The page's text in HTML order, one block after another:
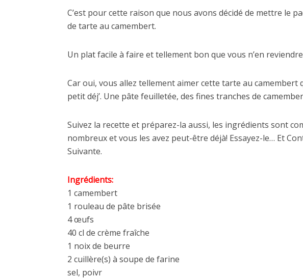
C’est pour cette raison que nous avons décidé de mettre le
de tarte au camembert.
Un plat facile à faire et tellement bon que vous n’en
Car oui, vous allez tellement aimer cette tarte au camembert
petit déj’. Une pâte feuilletée, des fines tranches de
Suivez la recette et préparez-la aussi, les ingrédients sont
nombreux et vous les avez peut-être déjà! Essayez-le… Et
Suivante.
Ingrédients:
1 camembert
1 rouleau de pâte brisée
4 œufs
40 cl de crème fraîche
1 noix de beurre
2 cuillère(s) à soupe de farine
sel, poivr